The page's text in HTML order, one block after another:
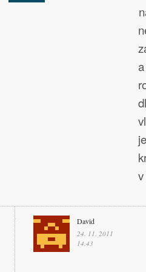
David
24. 11. 2011
14.43